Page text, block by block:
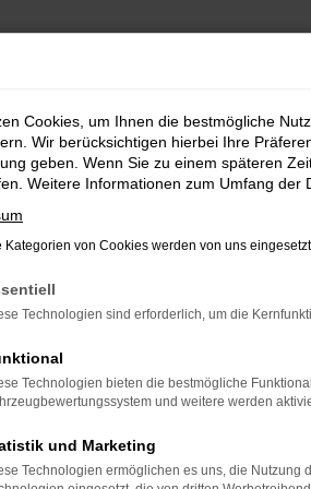
Error
können:
Cookies, um Ihnen die bestmögliche
Wir berücksichtigen hierbei Ihre
geben. Wenn Sie zu einem späteren
Weitere Informationen zum Umfang der
Kategorien von Cookies werden von uns
Technologien sind erforderlich, um die
Technologien bieten die bestmögliche
und weitere werden
und Marketing
Technologien ermöglichen es uns, die Nutzung